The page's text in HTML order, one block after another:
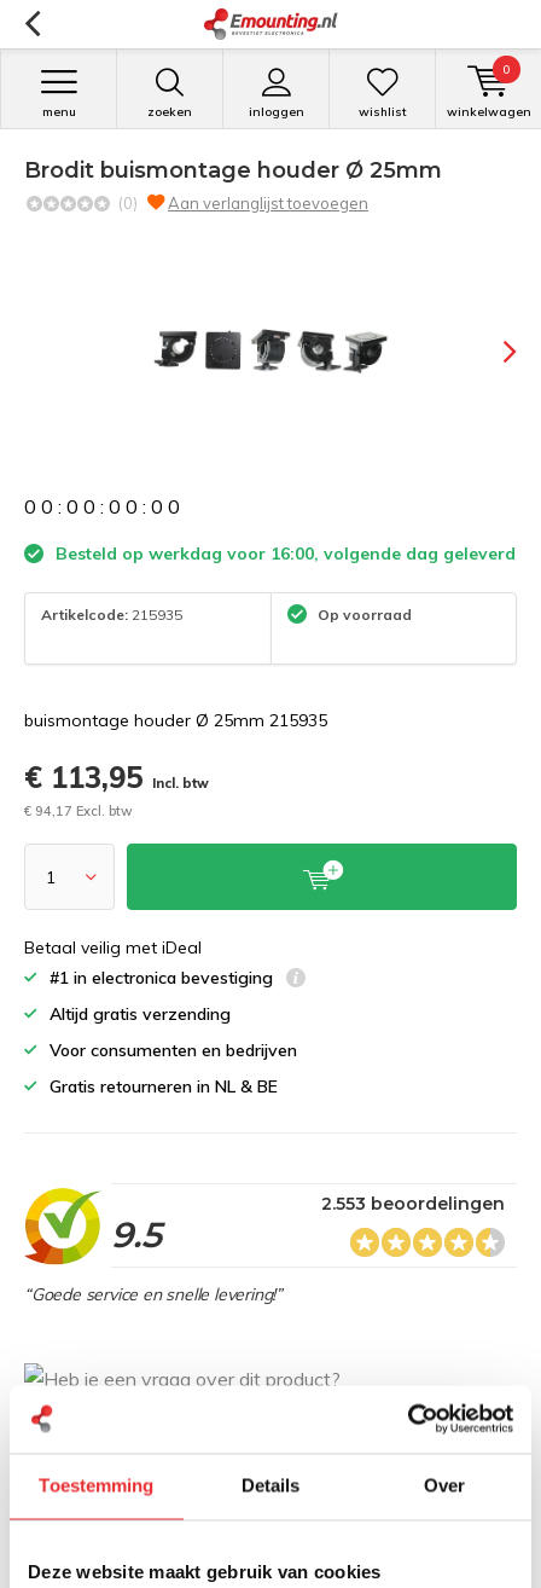
Toestemming Details Over
Deze website maakt gebruik van cookies
zoeken inloggen
menu wishlist winkelwagen
0
Brodit buismontage houder Ø 25mm
(0) Aan verlanglijst toevoegen
0 0 : 0 0 : 0 0 : 0 0
Besteld op werkdag voor 16:00, volgende dag geleverd
Artikelcode: 215935 Op voorraad
buismontage houder Ø 25mm 215935
€ 113,95
Incl. btw
€ 94,17 Excl. btw
Betaal veilig met iDeal
#1 in electronica bevestiging
Altijd gratis verzending
Voor consumenten en bedrijven
Gratis retourneren in NL & BE
9.5
2.553 beoordelingen
“Goede service en snelle levering!”
Heb je een vraag over dit product?